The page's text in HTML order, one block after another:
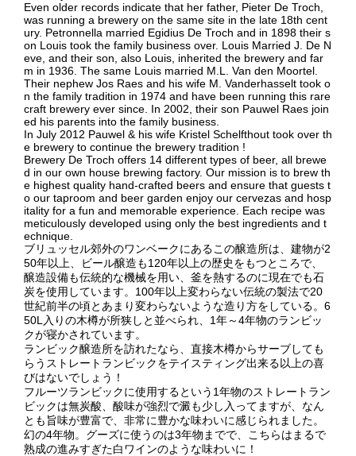
Even older records indicate that her father, Pieter De Troch,
was running a brewery on the same site in the late 18th cent
ury. Petronnella married Egidius De Troch and in 1898 their s
on Louis took the family business over. Louis Married J. De N
eve, and their son, also Louis, inherited the brewery and far
m in 1936. The same Louis married M.L. Van den Moortel.
Their nephew Jos Raes and his wife M. Vanderhasselt took o
n the family tradition in 1974 and have been running this rare
craft brewery ever since. In 2002, their son Pauwel Raes join
ed his parents into the family business.
In July 2012 Pauwel & his wife Kristel Schelfthout took over th
e brewery to continue the brewery tradition !
Brewery De Troch offers 14 different types of beer, all brewe
d in our own house brewing factory. Our mission is to brew th
e highest quality hand-crafted beers and ensure that guests t
o our taproom and beer garden enjoy our cervezas and hosp
itality for a fun and memorable experience. Each recipe was
meticulously developed using only the best ingredients and t
echnique.
ブリュッセル郊外のワンベークにあるこの醸造所は、建物が2
50年以上、ビール醸造も120年以上の歴史をもつところで、
醸造設備も伝統的な機械を用い、釜を熱するのに現在でも石
炭を使用しています。100年以上変わらない伝統の製法で20
世紀前半の頃とあまり変わらないような造り方をしている。6
50L入りの木樽が所狭しと並べられ、1年～4年物のランビッ
クが寝かされています。
ランビック醸造所を訪れたなら、直接木樽からサーブしても
らうストレートランビックをテイスティング出来る以上の喜
びはないでしょう！
フルーツランビックに使用するという1年物のストレートラン
ビックは無炭酸、酸味が強烈で澱も少し入ってますが、なん
とも旨味が豊富で、非常に豊かな味わいに感じられました。
幻の4年物。グーズに使うのは3年物までで、こちらはまるで
熟成の進みすぎた白ワインのような味わいに！